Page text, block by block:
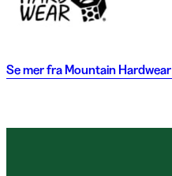
Se mer fra Mountain Hardwear